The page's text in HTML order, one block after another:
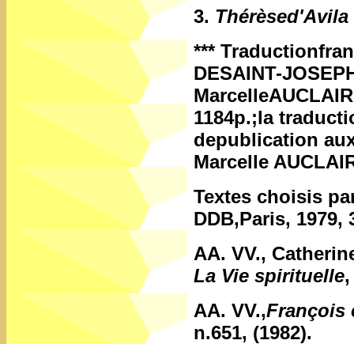
3. Thérèsed'Avila
***
DESAINT-
1184p.;la
depublication
Marcelle
Textes choisis
DDB,Paris, 1979,
AA. VV.,
La Vie spirituelle
AA. VV.,François
n.651, (1982).